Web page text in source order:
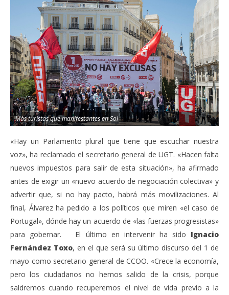
Más turistas que manifestantes en Sol
«Hay un Parlamento plural que tiene que escuchar nuestra
voz», ha reclamado el secretario general de UGT. «Hacen falta
nuevos impuestos para salir de esta situación», ha afirmado
antes de exigir un «nuevo acuerdo de negociación colectiva» y
advertir que, si no hay pacto, habrá más movilizaciones. Al
final, Álvarez ha pedido a los políticos que miren «el caso de
Portugal», dónde hay un acuerdo de «las fuerzas progresistas»
para gobernar. El último en intervenir ha sido Ignacio
Fernández Toxo, en el que será su último discurso del 1 de
mayo como secretario general de CCOO. «Crece la economía,
pero los ciudadanos no hemos salido de la crisis, porque
saldremos cuando recuperemos el nivel de vida previo a la